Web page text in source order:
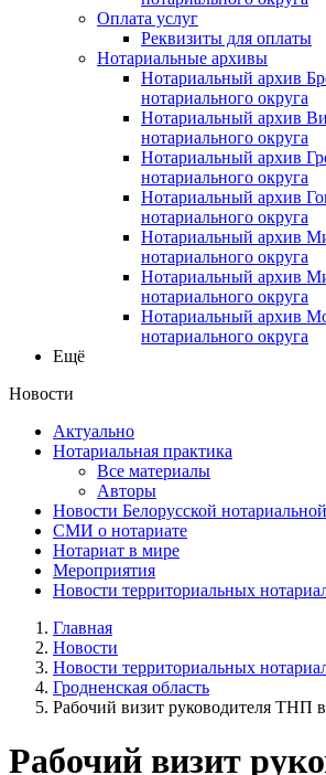
Оплата услуг
Реквизиты для оплаты
Нотариальные архивы
Нотариальный архив
нотариального округа
Нотариальный архив
нотариального округа
Нотариальный архив
нотариального округа
Нотариальный архив
нотариального округа
Нотариальный архив
нотариального округа
Нотариальный архив
нотариального округа
Нотариальный архив
нотариального округа
Ещё
Новости
Актуально
Нотариальная практика
Все материалы
Авторы
Новости Белорусской
СМИ о нотариате
Нотариат в мире
Мероприятия
Новости территориальных
Главная
Новости
Новости территориальных
Гродненская область
Рабочий визит руководителя ТНП
Рабочий визит